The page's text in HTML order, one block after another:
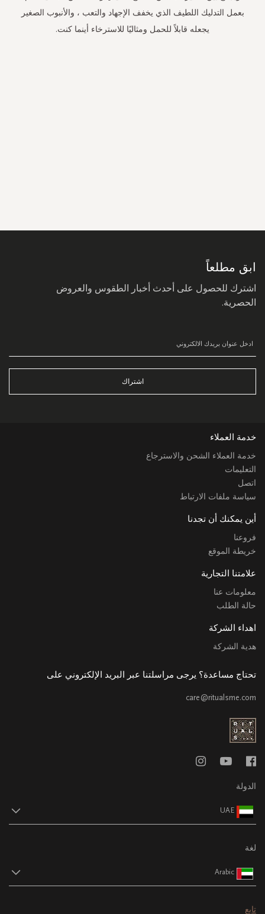
بعمل التدليك اللطيف الذي يخفف الإجهاد والتعب ، والأنبوب الصغير
يجعله قابلاً للحمل ومثاليًا للاسترخاء أينما كنت.
ابق مطلعاً
اشترك للحصول على أحدث أخبار الطقوس والعروض
الحصرية.
اشتراك
خدمة العملاء
خدمة العملاء الشحن والاسترجاع
التعليمات
اتصل
سياسة ملفات الارتباط
أين يمكنك أن تجدنا
فروعنا
خريطة الموقع
علامتنا التجارية
معلومات عنا
حالة الطلب
اهداء الشركة
هدية الشركة
تحتاج مساعدة؟ يرجى مراسلتنا عبر البريد الإلكتروني على
care@ritualsme.com
الدولة
UAE
لغة
Arabic
تابع